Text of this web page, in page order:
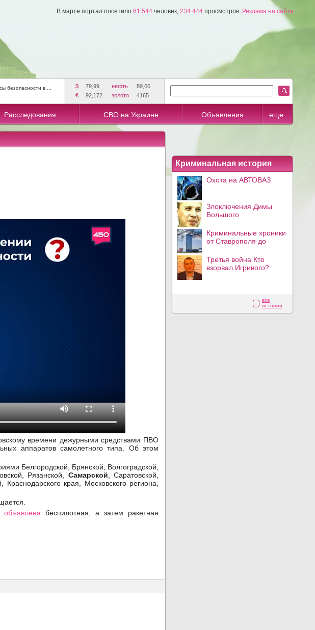
В марте портал посетило 61 544 человек, 234 444 просмотров. Реклама на сайте
безопасности в ...
$ 79,99 нефть
89,66
€
92,172 золото 4165
Расследования СВО на Украине Объявления еще
времени дежурными средствами ПВО
аппаратов самолетного типа. Об этом
Белгородской, Брянской, Волгоградской,
Рязанской, Самарской , Саратовской,
края, Московского региона,
беспилотная, а затем ракетная
Криминальная история
Охота на АВТОВАЗ
Злоключения Димы
Большого
Криминальные хроники
от Ставрополя до
Третья война Кто
взорвал Игривого?
все
истории